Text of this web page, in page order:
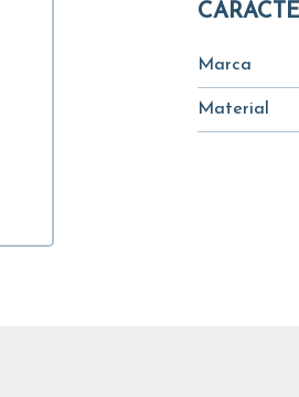
Marca
Material